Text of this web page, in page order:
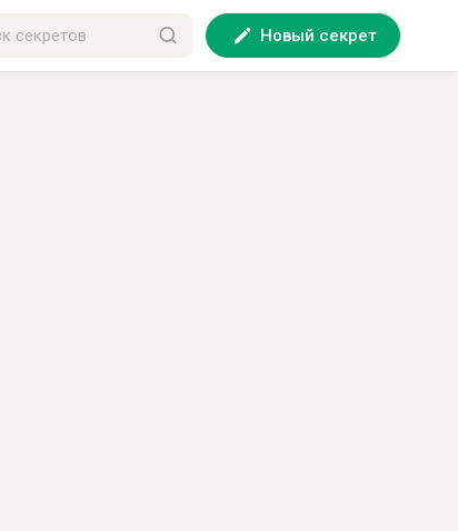
Новый секрет